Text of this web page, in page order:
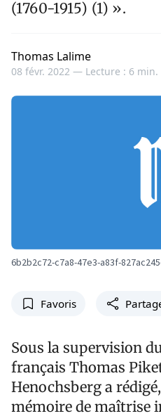
(1760-1915) (1) ».
Thomas Lalime
08 févr. 2022 — Lecture : 6 min.
6b2b2c72-c7a8-47e3-a83f-
Favoris
Sous la supervision
français Thomas
Henochsberg a
mémoire de maîtrise